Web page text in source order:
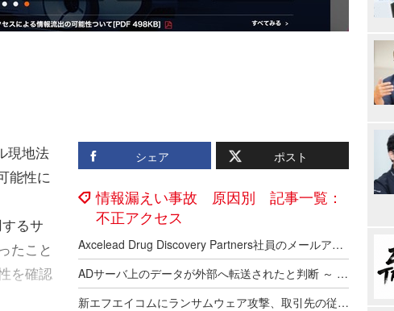
シェア ポスト
情報漏えい事故 原因別 記事一覧：
不正アクセス
Axcelead Drug Discovery Partners社員のメールアカウントに不正アクセス、約7,000通のメールで痕跡を確認
ADサーバ上のデータが外部へ転送されたと判断 ～ 精電舎電子工業にランサムウェア攻撃
新エフエイコムにランサムウェア攻撃、取引先の従業員に関する個人情報が漏えいした可能性
現地法
能性に
るサ
たこと
を確認